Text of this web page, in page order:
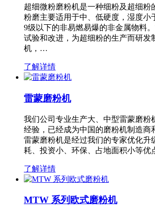
超细微粉磨粉机是一种细粉及超细粉
粉磨主要适用于中、低硬度，湿度小
9级以下的非易燃易爆的非金属物料
试验和改进，为超细粉的生产而研发
机，…
了解详情
雷蒙磨粉机
我们公司专业生产大、中型雷蒙磨粉
经验，已经成为中国的磨粉机制造商
雷蒙磨粉机是经过我们的专家优化升
耗、投资小、环保、占地面积小等
了解详情
MTW 系列欧式磨粉机